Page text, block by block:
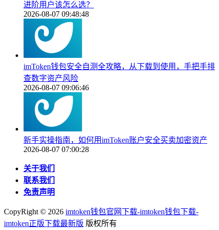
进阶用户该怎么选？
2026-08-07 09:48:48
imToken钱包安全自测全攻略，从下载到使用，手把手排
查数字资产风险
2026-08-07 09:06:46
新手实操指南，如何用imToken账户安全买卖加密资产
2026-08-07 07:00:28
关于我们
联系我们
免责声明
CopyRight © 2026 imtoken钱包官网下载-imtoken钱包下载-
imtoken正版下载最新版 版权所有